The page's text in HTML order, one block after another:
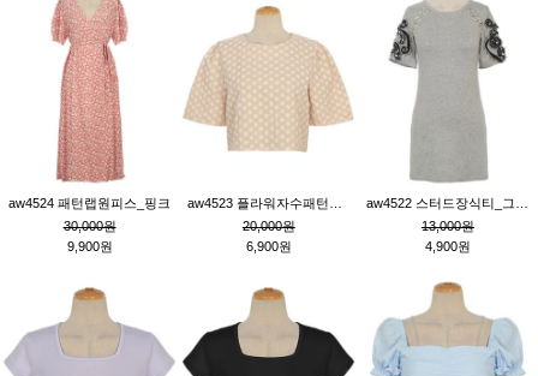
aw4524 패턴랩원피스_핑크
30,000원
9,900원
20,000원
6,900원
13,000원
4,900원